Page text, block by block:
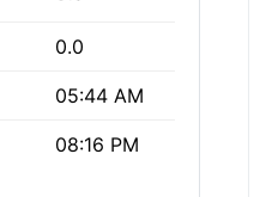
0.0
05:44 AM
08:16 PM